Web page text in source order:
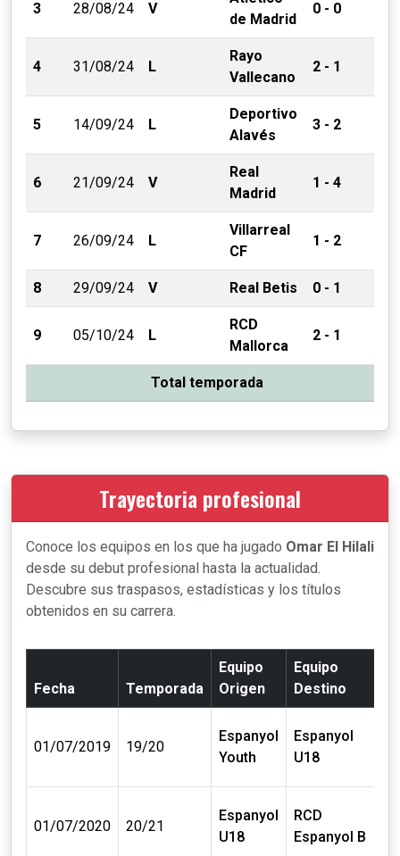
3 28/08/24 V
de Madrid
0 - 0
4 31/08/24 L
Rayo
Vallecano
2 - 1
5 14/09/24 L
Deportivo
Alavés
3 - 2
6 21/09/24 V
Real
Madrid
1 - 4
7 26/09/24 L
Villarreal
CF
1 - 2
8 29/09/24 V Real Betis 0 - 1
9 05/10/24 L
RCD
Mallorca
2 - 1
Total temporada
Trayectoria profesional
Conoce los equipos en los que ha jugado Omar El Hilali
desde su debut profesional hasta la actualidad.
Descubre sus traspasos, estadísticas y los títulos
obtenidos en su carrera.
Fecha Temporada
Equipo
Origen
Equipo
Destino
01/07/2019 19/20
Espanyol
Youth
Espanyol
U18
01/07/2020 20/21
Espanyol
U18
RCD
Espanyol B